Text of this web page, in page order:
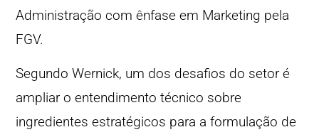
Administração com ênfase em Marketing pela
FGV.
Segundo Wernick, um dos desafios do setor é
ampliar o entendimento técnico sobre
ingredientes estratégicos para a formulação de